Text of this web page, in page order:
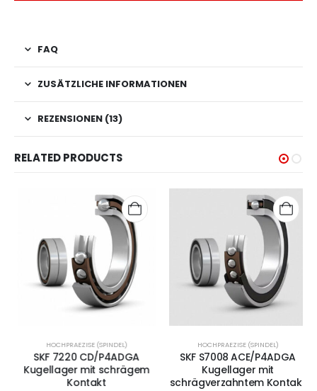
FAQ
ZUSÄTZLICHE INFORMATIONEN
REZENSIONEN (13)
RELATED PRODUCTS
HOCHPRAEZISE (SPINDEL)
SKF 7220 CD/P4ADGA
Kugellager mit schrägem
Kontakt
HOCHPRAEZISE (SPINDEL)
SKF S7008 ACE/P4ADGA
Kugellager mit
schrägverzahntem Kontakt